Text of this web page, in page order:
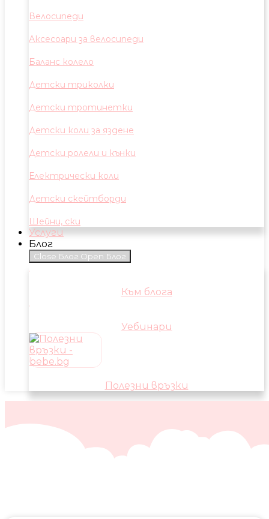
Велосипеди
Аксесоари за велосипеди
Баланс колело
Детски триколки
Детски тротинетки
Детски коли за яздене
Детски ролели и кънки
Електрически коли
Детски скейтборди
Шейни, ски
Услуги
Блог
Close Блог Open Блог
Към блога
Уебинари
Полезни връзки